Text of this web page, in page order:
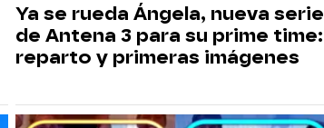
Ya se rueda Ángela, nueva serie
de Antena 3 para su prime time:
reparto y primeras imágenes